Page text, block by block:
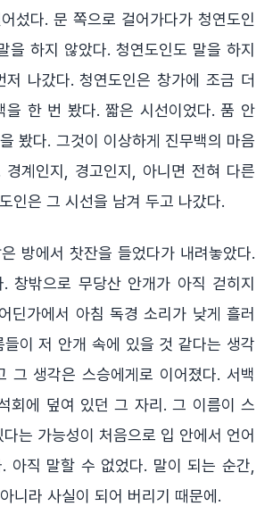
섰다. 문 쪽으로 걸어가다가 청연도인
을 하지 않았다. 청연도인도 말을 하지
저 나갔다. 청연도인은 창가에 조금 더
을 한 번 봤다. 짧은 시선이었다. 품 안
봤다. 그것이 이상하게 진무백의 마음
경계인지, 경고인지, 아니면 전혀 다른
인은 그 시선을 남겨 두고 나갔다.
방에서 찻잔을 들었다가 내려놓았다.
창밖으로 무당산 안개가 아직 걷히지
딘가에서 아침 독경 소리가 낮게 흘러
들이 저 안개 속에 있을 것 같다는 생각
그 생각은 스승에게로 이어졌다. 서백
회에 덮여 있던 그 자리. 그 이름이 스
는 가능성이 처음으로 입 안에서 언어
아직 말할 수 없었다. 말이 되는 순간,
니라 사실이 되어 버리기 때문에.